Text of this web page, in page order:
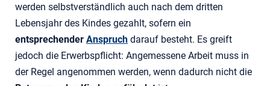
werden selbstverständlich auch nach dem dritten
Lebensjahr des Kindes gezahlt, sofern ein
entsprechender Anspruch darauf besteht. Es greift
jedoch die Erwerbspflicht: Angemessene Arbeit muss in
der Regel angenommen werden, wenn dadurch nicht die